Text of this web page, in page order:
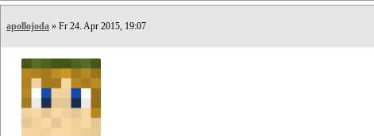
apollojoda » Fr 24. Apr 2015, 19:07